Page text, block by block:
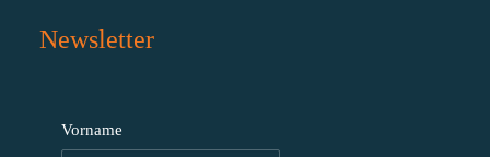
Newsletter
Vorname